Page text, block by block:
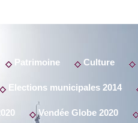
Patrimoine Culture
Elections municipales 2014
Vendée Globe 2020